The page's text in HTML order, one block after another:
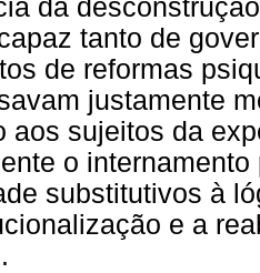
da
tanto de
de reformas
justamente
aos sujeitos da
o
substitutivos à
e a